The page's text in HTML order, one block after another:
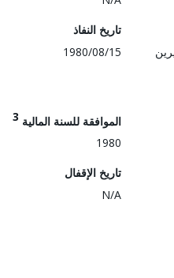
تاريخ النفاذ
1980/08/15
الموافقة للسنة المالية 3
1980
تاريخ الإقفال
N/A